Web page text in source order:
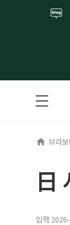
브라
日
입력